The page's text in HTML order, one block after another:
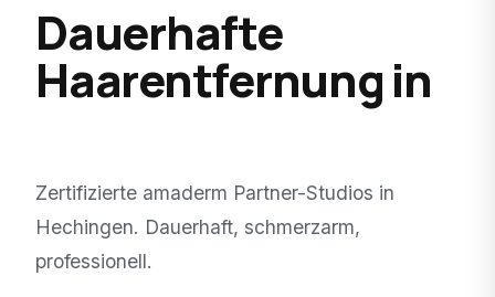
Dauerhafte
Haarentfernung in
Zertifizierte amaderm Partner-Studios in
Hechingen. Dauerhaft, schmerzarm,
professionell.